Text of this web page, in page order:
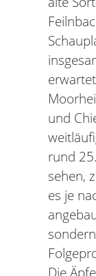
und
rund
sehen,
es je